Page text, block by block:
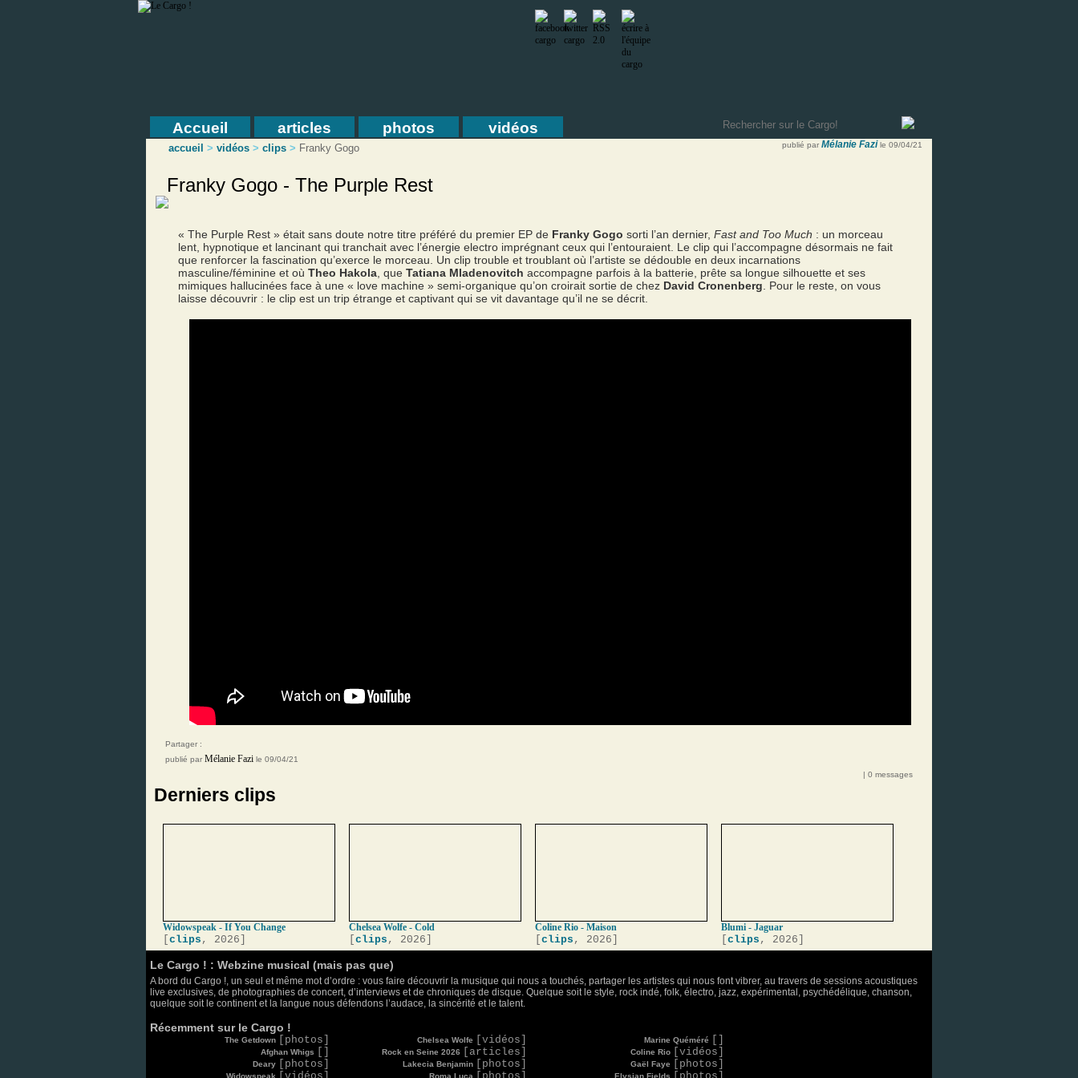
Accueil articles photos vidéos
accueil > vidéos > clips > Franky Gogo publié par Mélanie Fazi le 09/04/21
Franky Gogo - The Purple Rest
« The Purple Rest » était sans doute notre titre préféré du premier EP de Franky Gogo sorti l’an dernier, Fast and Too Much : un morceau
lent, hypnotique et lancinant qui tranchait avec l’énergie electro imprégnant ceux qui l’entouraient. Le clip qui l’accompagne désormais ne fait
que renforcer la fascination qu’exerce le morceau. Un clip trouble et troublant où l’artiste se dédouble en deux incarnations
masculine/féminine et où Theo Hakola , que Tatiana Mladenovitch accompagne parfois à la batterie, prête sa longue silhouette et ses
mimiques hallucinées face à une « love machine » semi-organique qu’on croirait sortie de chez David Cronenberg . Pour le reste, on vous
laisse découvrir : le clip est un trip étrange et captivant qui se vit davantage qu’il ne se décrit.
Partager :
publié par Mélanie Fazi le 09/04/21
| 0 messages
Derniers clips
Widowspeak - If You Change
clips , 2026]
Chelsea Wolfe - Cold
clips , 2026]
Coline Rio - Maison
clips , 2026]
Blumi - Jaguar
clips , 2026]
Le Cargo ! : Webzine musical (mais pas que)
A bord du Cargo !, un seul et même mot d’ordre : vous faire découvrir la musique qui nous a touchés, partager les artistes qui nous font vibrer, au travers de sessions acoustiques
live exclusives, de photographies de concert, d’interviews et de chroniques de disque. Quelque soit le style, rock indé, folk, électro, jazz, expérimental, psychédélique, chanson,
quelque soit le continent et la langue nous défendons l’audace, la sincérité et le talent.
Récemment sur le Cargo !
The Getdown [photos]
Afghan Whigs
Deary [photos]
Widowspeak
Chelsea Wolfe [vidéos]
Rock en Seine 2026 [articles]
Lakecia Benjamin [photos]
Roma Luca
Marine Quéméré
Coline Rio [vidéos]
Gaël Faye [photos]
Elysian Fields